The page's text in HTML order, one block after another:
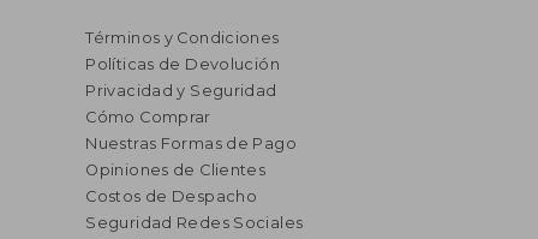
Términos y Condiciones
Políticas de Devolución
Privacidad y Seguridad
Cómo Comprar
Nuestras Formas de Pago
Opiniones de Clientes
Costos de Despacho
Seguridad Redes Sociales